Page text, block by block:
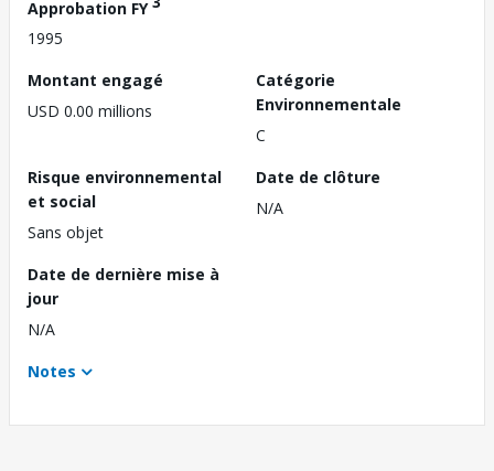
Approbation FY
1995
Montant engagé
USD 0.00 millions
Catégorie
Environnementale
C
Risque environnemental
et social
Sans objet
Date de clôture
N/A
Date de dernière mise à
jour
N/A
Notes